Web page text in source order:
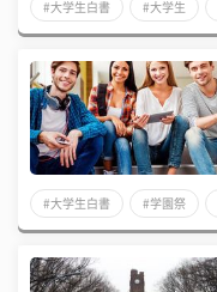
#大学生白書 #大学生
#大学生白書 #学園祭